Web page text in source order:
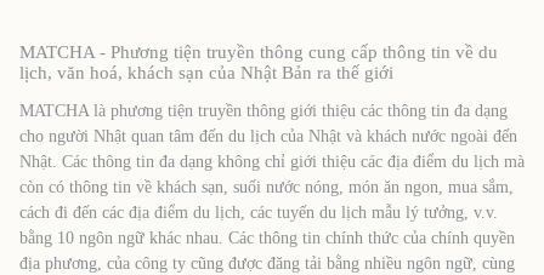
MATCHA - Phương tiện truyền thông cung cấp thông tin về du
lịch, văn hoá, khách sạn của Nhật Bản ra thế giới
MATCHA là phương tiện truyền thông giới thiệu các thông tin đa dạng
cho người Nhật quan tâm đến du lịch của Nhật và khách nước ngoài đến
Nhật. Các thông tin đa dạng không chỉ giới thiệu các địa điểm du lịch mà
còn có thông tin về khách sạn, suối nước nóng, món ăn ngon, mua sắm,
cách đi đến các địa điểm du lịch, các tuyến du lịch mẫu lý tưởng, v.v.
bằng 10 ngôn ngữ khác nhau. Các thông tin chính thức của chính quyền
địa phương, của công ty cũng được đăng tải bằng nhiều ngôn ngữ, cùng